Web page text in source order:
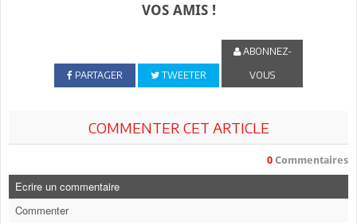
VOS AMIS !
PARTAGER TWEETER
ABONNEZ-
VOUS
COMMENTER CET ARTICLE
0 Commentaires
Ecrire un commentaire
Commenter